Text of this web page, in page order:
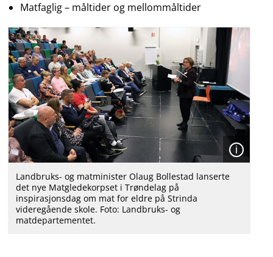
Matfaglig – måltider og mellommåltider
Landbruks- og matminister Olaug Bollestad lanserte
det nye Matgledekorpset i Trøndelag på
inspirasjonsdag om mat for eldre på Strinda
videregående skole. Foto: Landbruks- og
matdepartementet.